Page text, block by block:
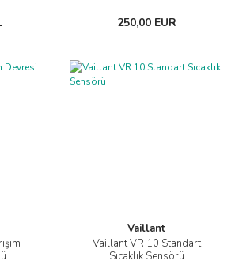
250,00 EUR
Vaillant
Vaillant VR 10 Standart
Sıcaklık Sensörü